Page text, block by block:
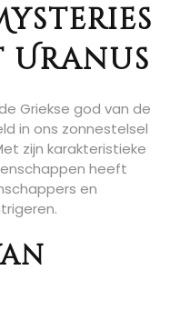
Uranus
Griekse god van de
in ons zonnestelsel
zijn karakteristieke
heeft
en